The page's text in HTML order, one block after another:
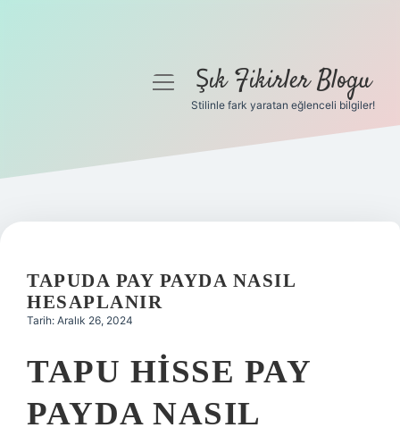
Gizlilik Politikası
Yasal Uyarı
menüyüŞık Fikirler Blogu
Stilinle fark yaratan eğlenceli bilgiler!
TAPUDA PAY PAYDA NASIL
HESAPLANIR
Tarih: Aralık 26, 2024
TAPU HISSE PAY
PAYDA NASIL